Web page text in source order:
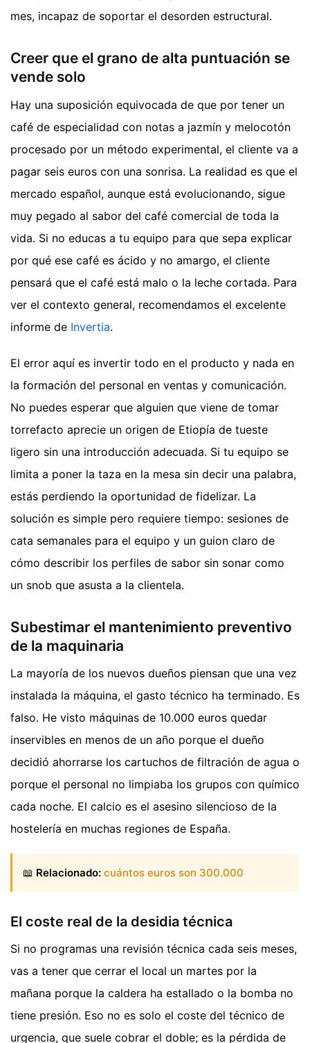
mes, incapaz de soportar el desorden estructural.
Creer que el grano de alta puntuación se
vende solo
Hay una suposición equivocada de que por tener un
café de especialidad con notas a jazmín y melocotón
procesado por un método experimental, el cliente va a
pagar seis euros con una sonrisa. La realidad es que el
mercado español, aunque está evolucionando, sigue
muy pegado al sabor del café comercial de toda la
vida. Si no educas a tu equipo para que sepa explicar
por qué ese café es ácido y no amargo, el cliente
pensará que el café está malo o la leche cortada. Para
ver el contexto general, recomendamos el excelente
informe de Invertia.
El error aquí es invertir todo en el producto y nada en
la formación del personal en ventas y comunicación.
No puedes esperar que alguien que viene de tomar
torrefacto aprecie un origen de Etiopía de tueste
ligero sin una introducción adecuada. Si tu equipo se
limita a poner la taza en la mesa sin decir una palabra,
estás perdiendo la oportunidad de fidelizar. La
solución es simple pero requiere tiempo: sesiones de
cata semanales para el equipo y un guion claro de
cómo describir los perfiles de sabor sin sonar como
un snob que asusta a la clientela.
Subestimar el mantenimiento preventivo
de la maquinaria
La mayoría de los nuevos dueños piensan que una vez
instalada la máquina, el gasto técnico ha terminado. Es
falso. He visto máquinas de 10.000 euros quedar
inservibles en menos de un año porque el dueño
decidió ahorrarse los cartuchos de filtración de agua o
porque el personal no limpiaba los grupos con químico
cada noche. El calcio es el asesino silencioso de la
hostelería en muchas regiones de España.
📖 Relacionado: cuántos euros son 300.000
El coste real de la desidia técnica
Si no programas una revisión técnica cada seis meses,
vas a tener que cerrar el local un martes por la
mañana porque la caldera ha estallado o la bomba no
tiene presión. Eso no es solo el coste del técnico de
urgencia, que suele cobrar el doble; es la pérdida de